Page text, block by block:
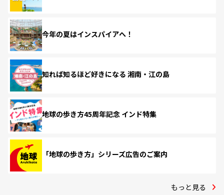
今年の夏はインスパイアへ！
知れば知るほど好きになる 湘南・江の島
地球の歩き方45周年記念 インド特集
「地球の歩き方」シリーズ広告のご案内
もっと見る